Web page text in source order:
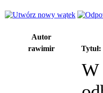
Autor
rawimir
Tytuł:
W